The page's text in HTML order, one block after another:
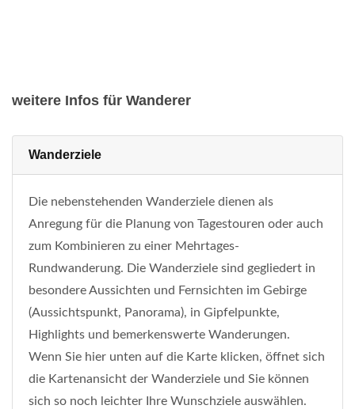
weitere Infos für Wanderer
Wanderziele
Die nebenstehenden Wanderziele dienen als
Anregung für die Planung von Tagestouren oder auch
zum Kombinieren zu einer Mehrtages-
Rundwanderung. Die Wanderziele sind gegliedert in
besondere Aussichten und Fernsichten im Gebirge
(Aussichtspunkt, Panorama), in Gipfelpunkte,
Highlights und bemerkenswerte Wanderungen.
Wenn Sie hier unten auf die Karte klicken, öffnet sich
die Kartenansicht der Wanderziele und Sie können
sich so noch leichter Ihre Wunschziele auswählen.